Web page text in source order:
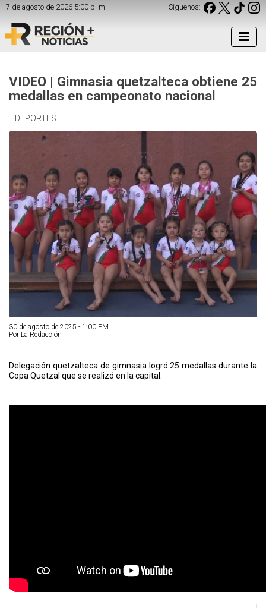
7 de agosto de 2026 5:00 p. m. Síguenos:
VIDEO | Gimnasia quetzalteca obtiene 25
medallas en campeonato nacional
DEPORTES
30 de agosto de 2025 - 1:00 PM
Por La Redacción
Delegación quetzalteca de gimnasia logró 25 medallas durante la
Copa Quetzal que se realizó en la capital.